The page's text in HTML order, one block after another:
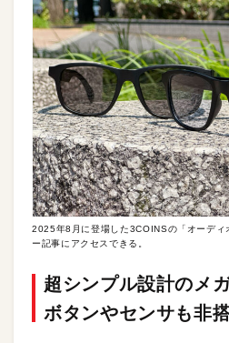
2025年8月に登場した3COINSの「オーディ
ー記事にアクセスできる。
超シンプル設計のメ
ボタンやセンサも非